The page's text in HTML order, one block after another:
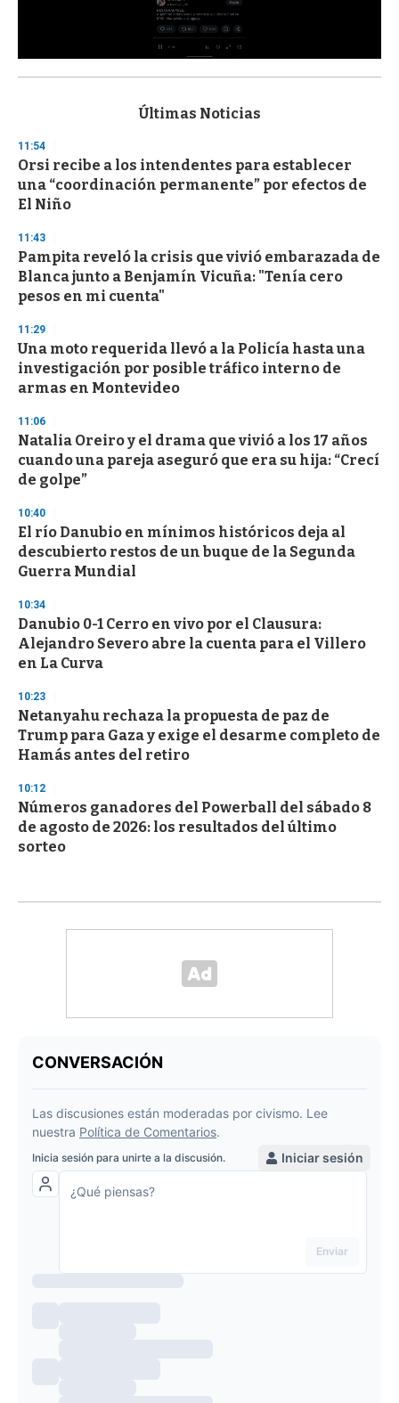
s
d
s
o
f
3
s
e
c
o
n
d
Últimas Noticias
11:54
Orsi recibe a los intendentes para establecer
una “coordinación permanente” por efectos de
El Niño
11:43
Pampita reveló la crisis que vivió embarazada de
Blanca junto a Benjamín Vicuña: "Tenía cero
pesos en mi cuenta"
11:29
Una moto requerida llevó a la Policía hasta una
investigación por posible tráfico interno de
armas en Montevideo
11:06
Natalia Oreiro y el drama que vivió a los 17 años
cuando una pareja aseguró que era su hija: “Crecí
de golpe”
10:40
El río Danubio en mínimos históricos deja al
descubierto restos de un buque de la Segunda
Guerra Mundial
10:34
Danubio 0-1 Cerro en vivo por el Clausura:
Alejandro Severo abre la cuenta para el Villero
en La Curva
10:23
Netanyahu rechaza la propuesta de paz de
Trump para Gaza y exige el desarme completo de
Hamás antes del retiro
10:12
Números ganadores del Powerball del sábado 8
de agosto de 2026: los resultados del último
sorteo